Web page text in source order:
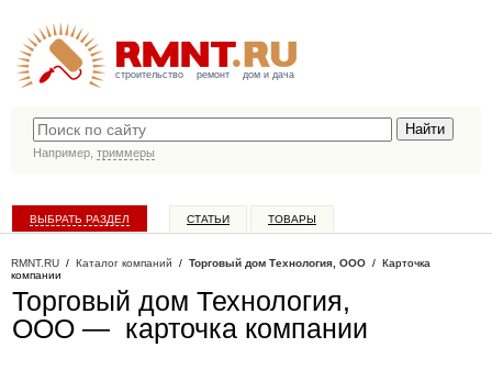
строительство ремонт дом и дача
Например, триммеры
ВЫБРАТЬ РАЗДЕЛ СТАТЬИ ТОВАРЫ
RMNT.RU / Каталог компаний / Торговый дом Технология, ООО / Карточка
компании
Торговый дом Технология,
ООО — карточка компании